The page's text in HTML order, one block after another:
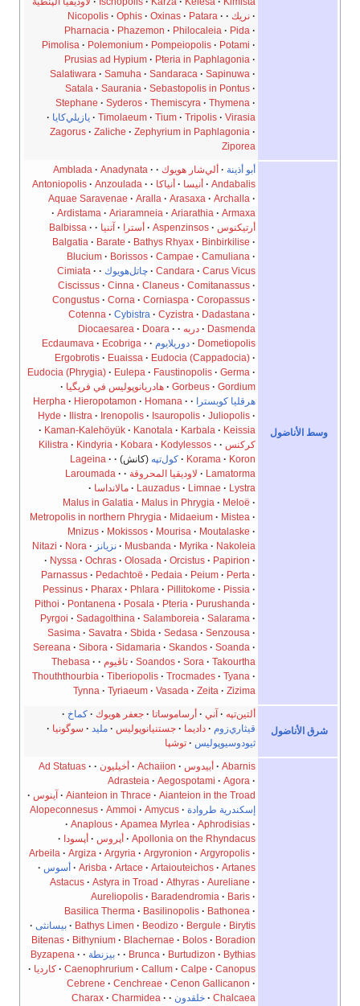
Nicopolis Ophis Oxinas
Pharnacia
Phazemon Philocaleia
Pimolisa
Polemonium Pompeiopolis
Prusias ad Hypium
Pteria in Paphlagonia
Salatiwara
Samuha Sandaraca
Satala
Saurania
Sebastopolis in Pontus
Stephane
Syderos Themiscyra
Timolaeum
Tium Tripolis
يازيلي‌كايا
Zagorus
Zaliche
Zephyrium in Paphlagonia
ألي‌شار هويوك Amblada
Anadynata
أنيسا أنياكا Antoniopolis
Anzoulada
Aquae Saravenae
Aralla Arasaxa
Ardistama
Ariaramneia Ariarathia
Aspenzinsos أسترا آتنيا
Balbissa
Balgatia
Barate Bathys Rhyax
Blucium
Borissos Campae
Candara
چاتل‌هويوك
Cimiata
Ciscissus
Cinna Claneus
Comitanassus
Congustus
Corna Corniaspa
Cotenna
Cybistra Cyzistra
دربه Diocaesarea
Doara
دوريلايوم Ecdaumava
Ecobriga
Ergobrotis
Euaissa
Eudocia (Cappadocia)
Eudocia (Phrygia)
Eulepa Faustinopolis
Gorbeus
هادريانوپوليس في فريگيا
Herpha Hieropotamon
Homana
Hyde
Ilistra Irenopolis Isauropolis
Kaman-Kalehöyük
Kanotala Karbala
Keissia
Kilistra Kindyria Kobara
Kodylessos
Korama
كول‌تپه(كانش)
Lageina
لاوديقيا المحروقة
Laroumada
Lauzadus
Limnae
مالانداسا
Malus in Galatia
Malus in Phrygia
Metropolis in northern Phrygia
Midaeium
Mnizus
Mokissos Mourisa
Musbanda
Myrika نزيانز Nitazi
Nora
Nyssa
Ochras Olosada Orcistus
Parnassus
Pedachtoë Pedaia
Pessinus
Pharax Phlara Pillitokome
Pithoi
Pontanena Posala Pteria
Pyrgoi
Sadagolthina Salamboreia
Sasima
Savatra Sbida Sedasa
Sereana
Sibora Sidamaria Skandos
Soandos
Sora تاڤيوم
Thebasa
Thouththourbia
Tiberiopolis Trocmades
Tynna
Tyriaeum Vasada
أرساموساتا جعفر هويوك
كماخ
قيثاري‌زوم
داديما جستنيانوپوليس مليد
سوگونيا
توشپا
أبيدوس Achaiion أخيليون
Ad Statuas
Adrasteia
Aegospotami
Aianteion in Thrace
Aianteion in the Troad
آينوس
Alopeconnesus Ammoi
Amycus
Anaplous
Apamea Myrlea
Apollonia on the Rhyndacus
أپروس
أپسودا
Arbeila
Argiza Argyria Argyronion
Arisba
Artace Artaiouteichos
أسوس
Astacus
Astyra in Troad Athyras
Aureliopolis
Baradendromia
Basilica Therma
Basilinopolis
Bathys Limen
Beodizo Bergule
بيسانثى
Bitenas
Bithynium Blachernae Bolos
Brunca
Burtudizon بيزنطة
Byzapena
Caenophrurium
Callum Calpe
كارديا
Cebrene
Cenchreae
Cenon Gallicanon
خلقدون Charax
Charmidea